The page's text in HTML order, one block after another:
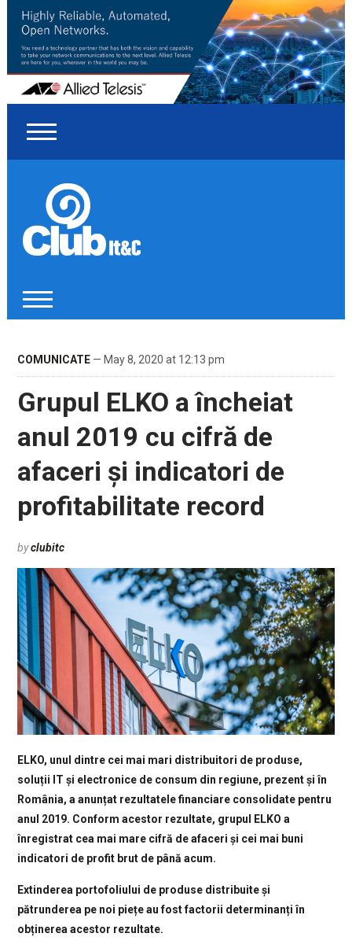
COMUNICATE— May 8, 2020 at 12:13 pm
Grupul ELKO a încheiat
anul 2019 cu cifră de
afaceri și indicatori de
profitabilitate record
byclubitc
ELKO, unul dintre cei mai mari distribuitori de produse,
soluții IT și electronice de consum din regiune, prezent și în
România, a anunțat rezultatele financiare consolidate pentru
anul 2019. Conform acestor rezultate, grupul ELKO a
înregistrat cea mai mare cifră de afaceri și cei mai buni
indicatori de profit brut de până acum.
Extinderea portofoliului de produse distribuite și
pătrunderea pe noi piețe au fost factorii determinanți în
obținerea acestor rezultate.